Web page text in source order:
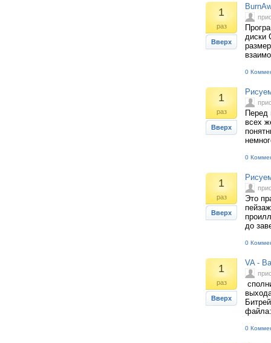
1
раз
Вверх
диски
0
1
раз
Вверх
Перед
всех
0
1
раз
Вверх
Это
до
0
1
раз
Вверх
VA -
0